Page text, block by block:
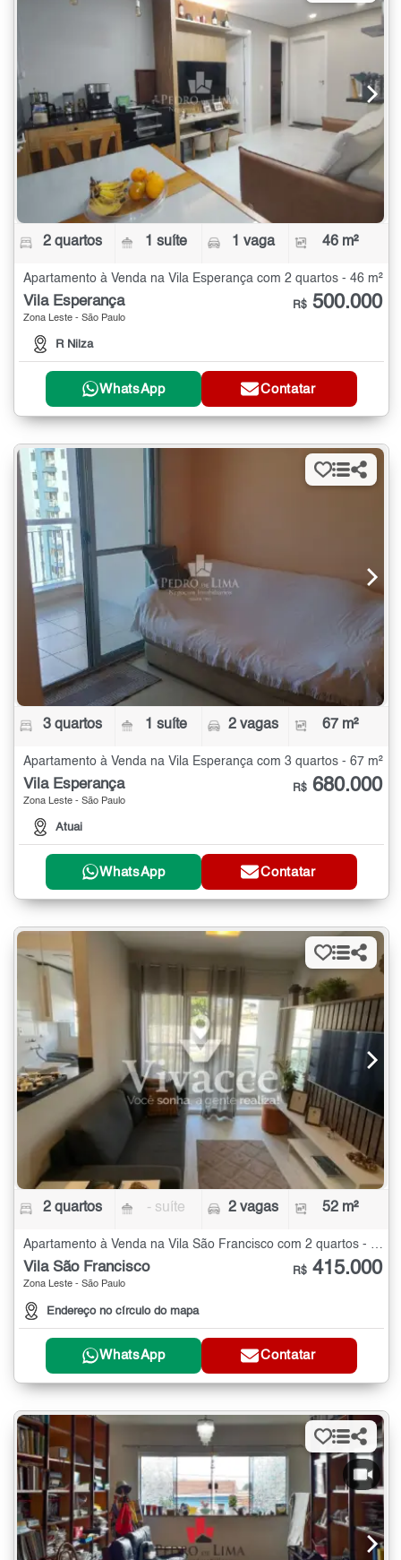
2 quartos 1 suíte 1 vaga 46 m²
Apartamento à Venda na Vila Esperança com 2 quartos - 46 m²
Vila Esperança
Zona Leste - São Paulo
R Nilza
R$ 500.000
WhatsApp Contatar
3 quartos 1 suíte 2 vagas 67 m²
Apartamento à Venda na Vila Esperança com 3 quartos - 67 m²
Vila Esperança
Zona Leste - São Paulo
Atuai
R$ 680.000
WhatsApp Contatar
2 quartos - suíte 2 vagas 52 m²
Apartamento à Venda na Vila São Francisco com 2 quartos - 52 m²
Vila São Francisco
Zona Leste - São Paulo
Endereço no círculo do mapa
R$ 415.000
WhatsApp Contatar